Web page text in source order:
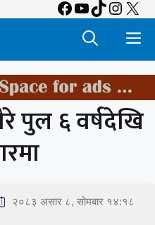
Facebook
YouTube
TikTok
X
पुल ६ वर्षदेखि
२०८३ असार ८, सोमबार १४:१८